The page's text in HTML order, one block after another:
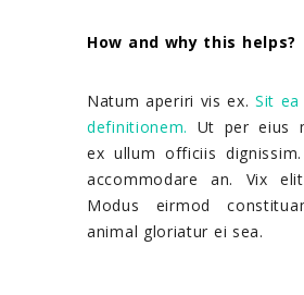
How and why this helps?
Natum aperiri vis ex. Sit
definitionem. Ut per eius
ex ullum officiis
accommodare an. Vix
Modus eirmod
animal gloriatur ei sea.